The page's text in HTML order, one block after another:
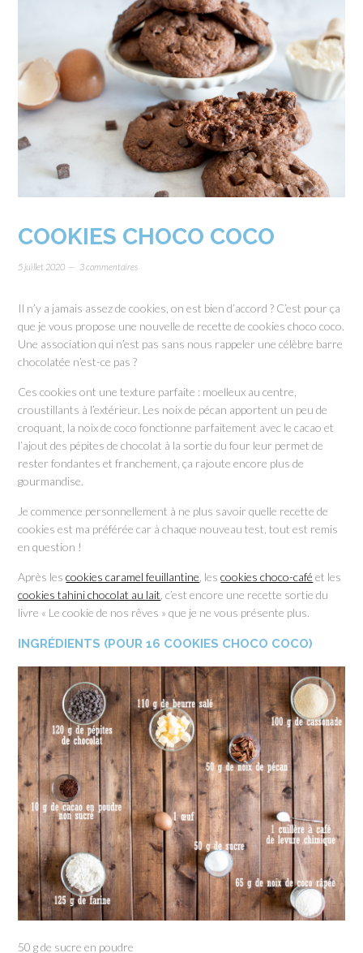
COOKIES CHOCO COCO
5 juillet 2020 3 commentaires
Il n’y a jamais assez de cookies, on est bien d’accord ? C’est pour ça
que je vous propose une nouvelle de recette de cookies choco coco.
Une association qui n’est pas sans nous rappeler une célèbre barre
chocolatée n’est-ce pas ?
Ces cookies ont une texture parfaite : moelleux au centre,
croustillants à l’extérieur. Les noix de pécan apportent un peu de
croquant, la noix de coco fonctionne parfaitement avec le cacao et
l’ajout des pépites de chocolat à la sortie du four leur permet de
rester fondantes et franchement, ça rajoute encore plus de
gourmandise.
Je commence personnellement à ne plus savoir quelle recette de
cookies est ma préférée car à chaque nouveau test, tout est remis
en question !
Après lescookies caramel feuillantine , lescookies choco-café et les
cookies tahini chocolat au lait , c’est encore une recette sortie du
livre « Le cookie de nos rêves » que je ne vous présente plus.
INGRÉDIENTS (POUR 16 COOKIES CHOCO COCO)
50 g de sucre en poudre